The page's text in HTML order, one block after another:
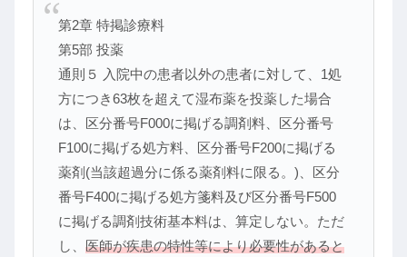
第2章 特掲診療料
第5部 投薬
通則５ 入院中の患者以外の患者に対して、1処
方につき63枚を超えて湿布薬を投薬した場合
は、区分番号F000に掲げる調剤料、区分番号
F100に掲げる処方料、区分番号F200に掲げる
薬剤(当該超過分に係る薬剤料に限る。)、区分
番号F400に掲げる処方箋料及び区分番号F500
に掲げる調剤技術基本料は、算定しない。ただ
し、 医師が疾患の特性等により必要性があると